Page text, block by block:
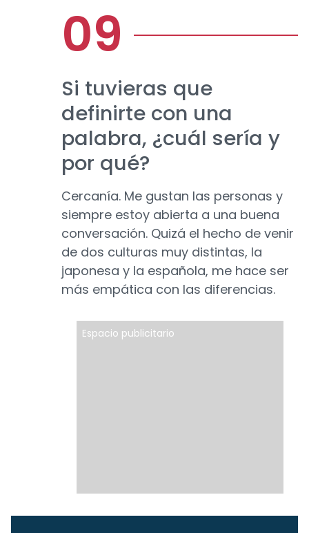
Si tuvieras que
definirte con una
palabra, ¿cuál sería y
por qué?
Cercanía. Me gustan las personas y
siempre estoy abierta a una buena
conversación. Quizá el hecho de venir
de dos culturas muy distintas, la
japonesa y la española, me hace ser
más empática con las diferencias.
Espacio publicitario